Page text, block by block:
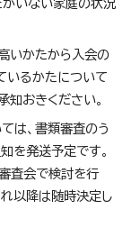
がいない家庭の状況
いかたから入会の
いるかたについて
知おきください。
は、書類審査のう
を発送予定です。
査会で検討を行
以降は随時決定し